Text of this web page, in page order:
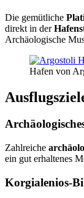
Die gemütliche
direkt in derHaf
Archäologische
Hafen von
Zahlreiche
ein gut erhaltenes
Korgialenios-